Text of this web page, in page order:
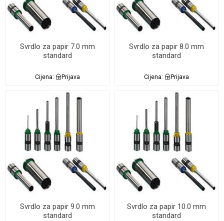
Svrdlo za papir 7.0 mm
standard
Cijena: Prijava
Svrdlo za papir 8.0 mm
standard
Cijena: Prijava
Svrdlo za papir 9.0 mm
standard
Svrdlo za papir 10.0 mm
standard